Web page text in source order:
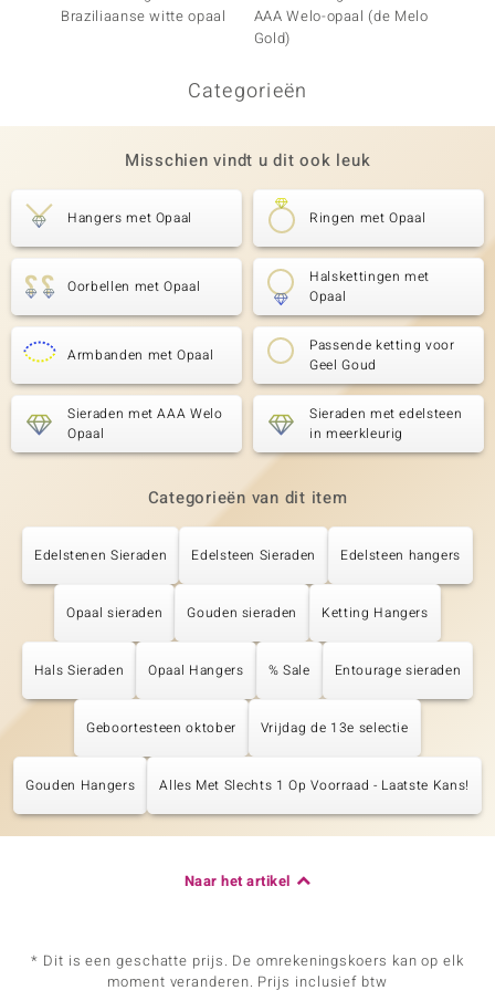
Braziliaanse witte opaal
AAA Welo-opaal (de Melo
Gold)
Categorieën
Misschien vindt u dit ook leuk
Hangers met Opaal Ringen met Opaal
Oorbellen met Opaal
Halskettingen met
Opaal
Armbanden met Opaal
Passende ketting voor
Geel Goud
Sieraden met AAA Welo
Opaal
Sieraden met edelsteen
in meerkleurig
Categorieën van dit item
Edelstenen Sieraden Edelsteen Sieraden Edelsteen hangers
Opaal sieraden Gouden sieraden Ketting Hangers
Hals Sieraden Opaal Hangers % Sale Entourage sieraden
Geboortesteen oktober Vrijdag de 13e selectie
Gouden Hangers Alles Met Slechts 1 Op Voorraad - Laatste Kans!
Naar het artikel
* Dit is een geschatte prijs. De omrekeningskoers kan op elk
moment veranderen. Prijs inclusief btw